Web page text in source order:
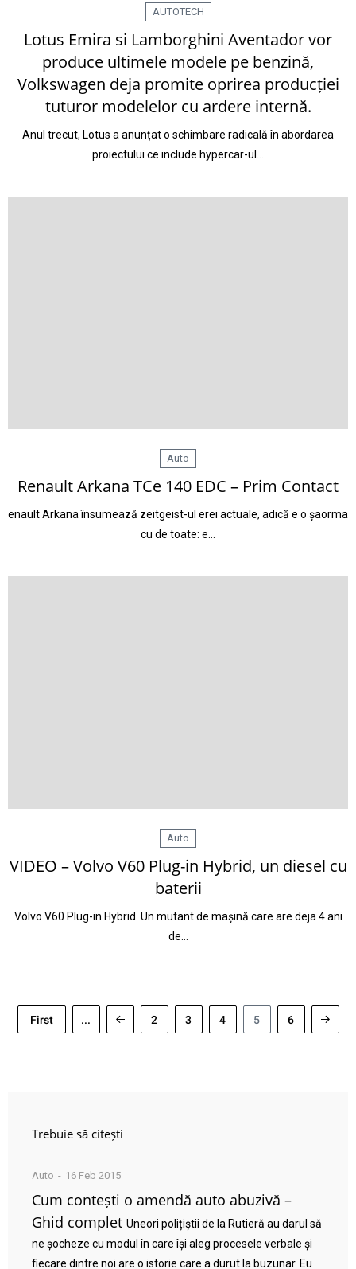
AUTOTECH
Lotus Emira si Lamborghini Aventador vor
produce ultimele modele pe benzină,
Volkswagen deja promite oprirea producției
tuturor modelelor cu ardere internă.
Anul trecut, Lotus a anunțat o schimbare radicală în abordarea
proiectului ce include hypercar-ul…
Auto
Renault Arkana TCe 140 EDC – Prim Contact
enault Arkana însumează zeitgeist-ul erei actuale, adică e o șaorma
cu de toate: e…
Auto
VIDEO – Volvo V60 Plug-in Hybrid, un diesel cu
baterii
Volvo V60 Plug-in Hybrid. Un mutant de mașină care are deja 4 ani
de…
First ... 2 3 4 5 6
Trebuie să citești
Auto 16 Feb 2015
Cum contești o amendă auto abuzivă –
Ghid complet Uneori polițiștii de la Rutieră au darul să
ne șocheze cu modul în care își aleg procesele verbale și
fiecare dintre noi are o istorie care a durut la buzunar. Eu